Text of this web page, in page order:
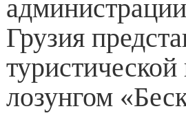
Грузия
лозунгом